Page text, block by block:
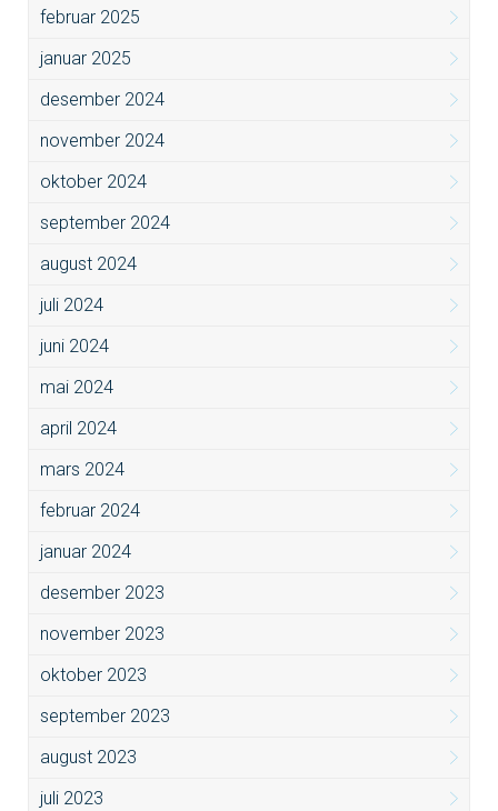
februar 2025
januar 2025
desember 2024
november 2024
oktober 2024
september 2024
august 2024
juli 2024
juni 2024
mai 2024
april 2024
mars 2024
februar 2024
januar 2024
desember 2023
november 2023
oktober 2023
september 2023
august 2023
juli 2023